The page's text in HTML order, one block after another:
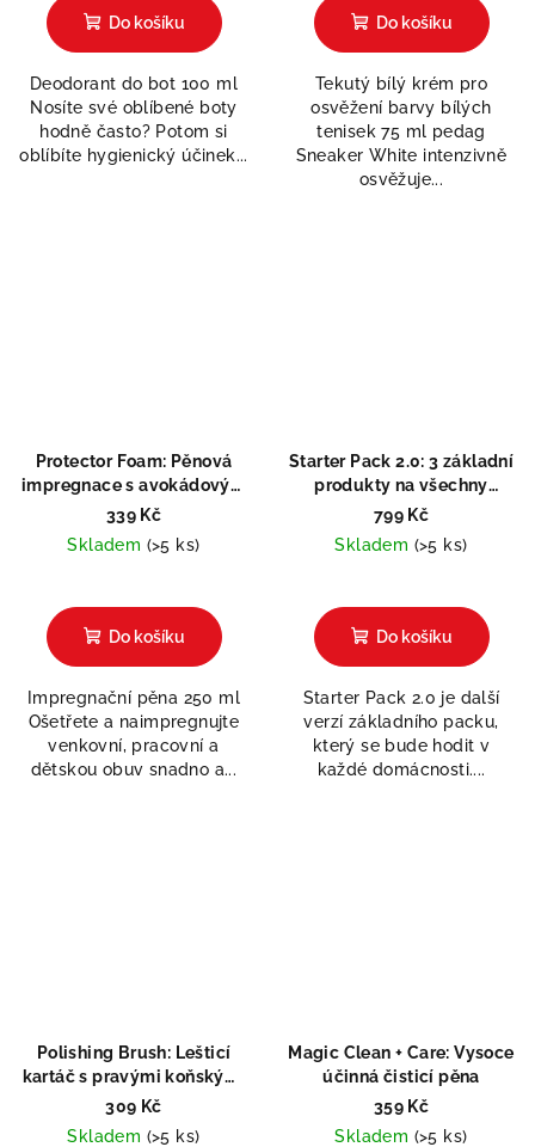
Do košíku
Deodorant do bot 100 ml
Nosíte své oblíbené boty
hodně často? Potom si
oblíbíte hygienický účinek...
produktu
z
5
hvězdiček.
Do košíku
Tekutý bílý krém pro
osvěžení barvy bílých
tenisek 75 ml pedag
Sneaker White intenzivně
osvěžuje...
Protector Foam: Pěnová
impregnace s avokádovým
olejem
339 Kč
Skladem (>5 ks)
Do košíku
Impregnační pěna 250 ml
Ošetřete a naimpregnujte
venkovní, pracovní a
dětskou obuv snadno a...
Starter Pack 2.0: 3 základní
produkty na všechny
materiály
799 Kč
Skladem (>5 ks)
Do košíku
Starter Pack 2.0 je další
verzí základního packu,
který se bude hodit v
každé domácnosti....
Polishing Brush: Lešticí
kartáč s pravými koňskými
žíněmi
309 Kč
Skladem (>5 ks)
Magic Clean + Care: Vysoce
účinná čisticí pěna
359 Kč
Skladem (>5 ks)